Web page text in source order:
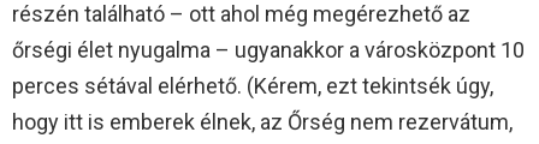
részén található – ott ahol még megérezhető az
őrségi élet nyugalma – ugyanakkor a városközpont 10
perces sétával elérhető. (Kérem, ezt tekintsék úgy,
hogy itt is emberek élnek, az Őrség nem rezervátum,